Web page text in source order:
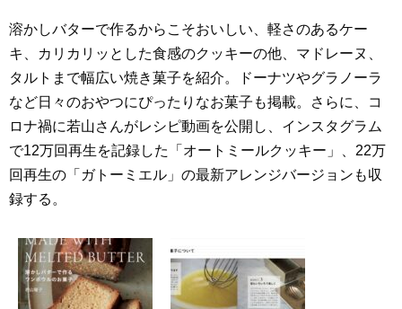
溶かしバターで作るからこそおいしい、軽さのあるケー
キ、カリカリッとした食感のクッキーの他、マドレーヌ、
タルトまで幅広い焼き菓子を紹介。ドーナツやグラノーラ
など日々のおやつにぴったりなお菓子も掲載。さらに、コ
ロナ禍に若山さんがレシピ動画を公開し、インスタグラム
で12万回再生を記録した「オートミールクッキー」、22万
回再生の「ガトーミエル」の最新アレンジバージョンも収
録する。